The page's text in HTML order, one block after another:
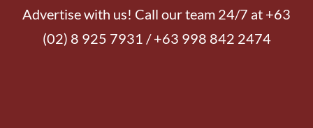
Advertise with us! Call our team 24/7 at +63
(02) 8 925 7931 / +63 998 842 2474